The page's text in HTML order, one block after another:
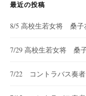
最近の投稿
8/5 高校生若女将 桑子
7/29 高校生若女将 桑
7/22 コントラバス奏